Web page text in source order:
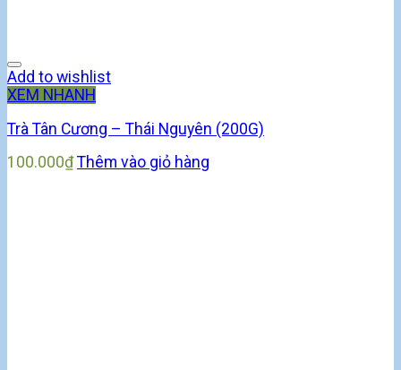
Add to wishlist
XEM NHANH
Trà Tân Cương – Thái Nguyên (200G)
100.000₫ Thêm vào giỏ hàng